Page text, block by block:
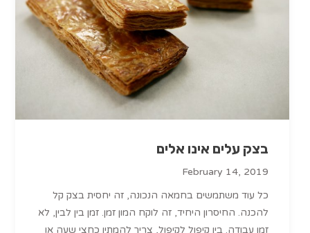
בצק עלים אינו אלים
February 14, 2019
כל עוד משתמשים בחמאה הנכונה, זה יחסית בצק קל
להכנה. החיסרון היחיד, זה לוקח המון זמן. זמן בין לבין, לא
זמן עבודה. בין קיפול לקיפול, צריך להמתין כחצי שעה או